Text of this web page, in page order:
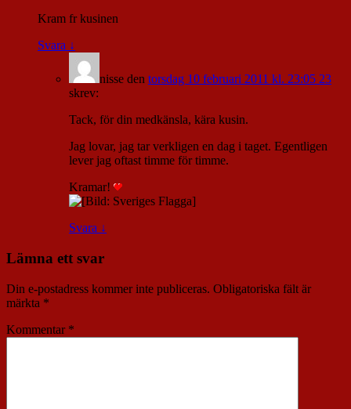
Kram fr kusinen
Svara ↓
nisse den torsdag 10 februari 2011 kl. 23:05 23
skrev:
Tack, för din medkänsla, kära kusin.
Jag lovar, jag tar verkligen en dag i taget. Egentligen
lever jag oftast timme för timme.
Kramar!
Svara ↓
Lämna ett svar
Din e-postadress kommer inte publiceras. Obligatoriska fält är
märkta *
Kommentar *